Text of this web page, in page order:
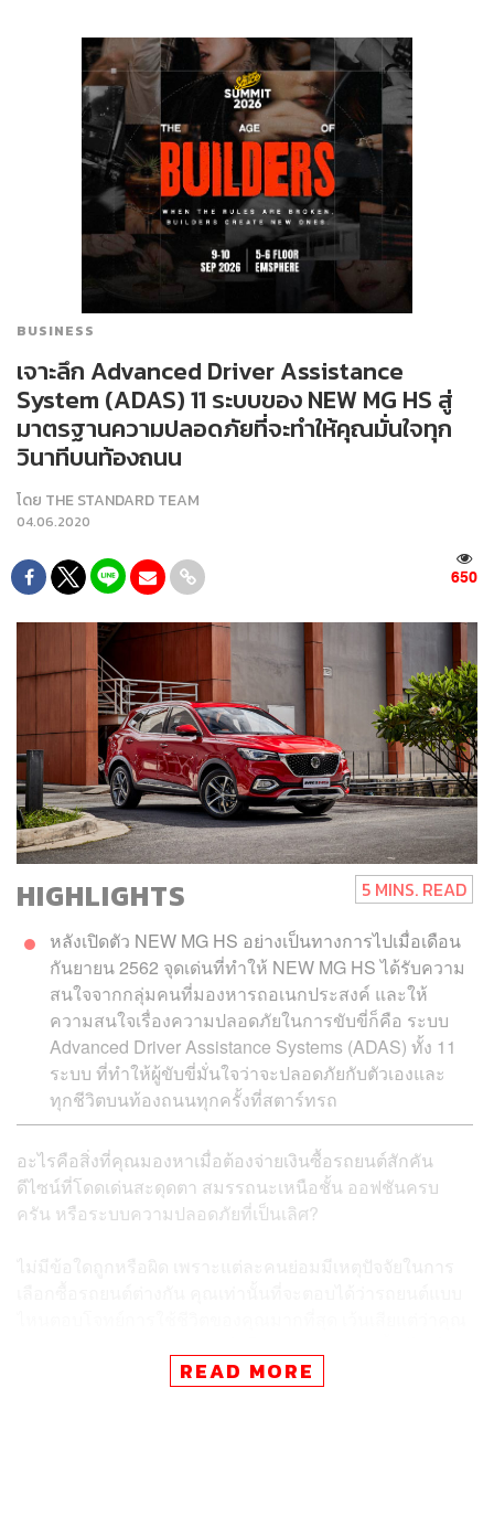
BUSINESS
เจาะลึก Advanced Driver Assistance
System (ADAS) 11 ระบบของ NEW MG HS สู่
มาตรฐานความปลอดภัยที่จะทำให้คุณมั่นใจทุก
วินาทีบนท้องถนน
โดย THE STANDARD TEAM
04.06.2020
650
HIGHLIGHTS 5 MINS. READ
หลังเปิดตัว NEW MG HS อย่างเป็นทางการไปเมื่อเดือน
กันยายน 2562 จุดเด่นที่ทำให้ NEW MG HS ได้รับความ
สนใจจากกลุ่มคนที่มองหารถอเนกประสงค์ และให้
ความสนใจเรื่องความปลอดภัยในการขับขี่ก็คือ ระบบ
Advanced Driver Assistance Systems (ADAS) ทั้ง 11
ระบบ ที่ทำให้ผู้ขับขี่มั่นใจว่าจะปลอดภัยกับตัวเองและ
ทุกชีวิตบนท้องถนนทุกครั้งที่สตาร์ทรถ
อะไรคือสิ่งที่คุณมองหาเมื่อต้องจ่ายเงินซื้อรถยนต์สักคัน
ดีไซน์ที่โดดเด่นสะดุดตา สมรรถนะเหนือชั้น ออฟชันครบ
ครัน หรือระบบความปลอดภัยที่เป็นเลิศ?
สมรรถนะ ออฟชัน และระบบความปลอดภัย NEW MG HS
READ MORE